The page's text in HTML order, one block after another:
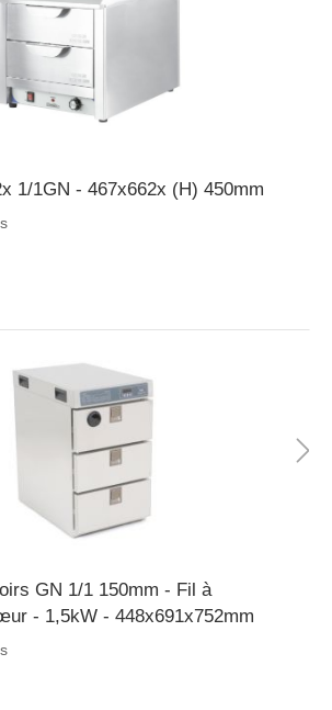
1/1GN - 467x662x (H) 450mm
GN 1/1 150mm - Fil à
- 1,5kW - 448x691x752mm